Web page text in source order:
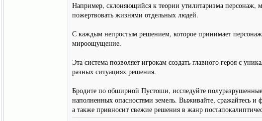
Например, склоняющийся к теории утилитаризма персонаж,
пожертвовать жизнями отдельных людей.
С каждым непростым решением, которое принимает
мироощущение.
Эта система позволяет игрокам создать главного героя с
разных ситуациях решения.
Бродите по обширной Пустоши, исследуйте
наполненных опасностями земель. Выживайте, сражайтесь и
а также привносит свежие решения в жанр